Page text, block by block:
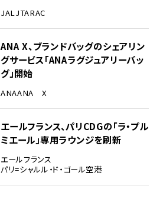
JALJTARAC
ANA X、ブランドバッグのシェアリン
グサービス「ANAラグジュアリーバッ
グ」開始
ANAANA X
エールフランス、パリCDGの「ラ・プル
ミエール」専用ラウンジを刷新
エールフランス
パリ=シャルル・ド・ゴール空港